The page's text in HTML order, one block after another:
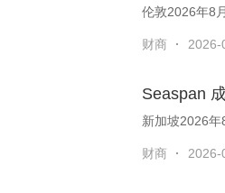
伦敦2026年8
财商 · 2026-
Seaspan
财商 · 2026-